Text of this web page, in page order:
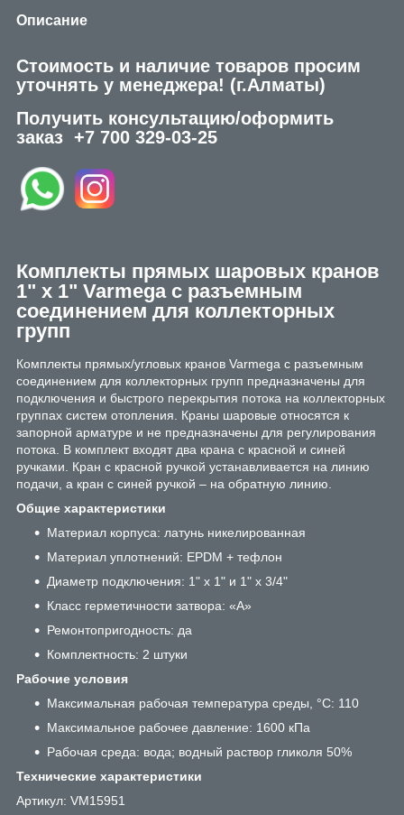
Описание
Стоимость и наличие товаров просим
уточнять у менеджера! (г.Алматы)
Получить консультацию/оформить
заказ +7 700 329-03-25
Комплекты прямых шаровых кранов
1" х 1" Varmega с разъемным
соединением для коллекторных
групп
Комплекты прямых/угловых кранов Varmega с разъемным
соединением для коллекторных групп предназначены для
подключения и быстрого перекрытия потока на коллекторных
группах систем отопления. Краны шаровые относятся к
запорной арматуре и не предназначены для регулирования
потока. В комплект входят два крана с красной и синей
ручками. Кран с красной ручкой устанавливается на линию
подачи, а кран с синей ручкой – на обратную линию.
Общие характеристики
Материал корпуса: латунь никелированная
Материал уплотнений: EPDM + тефлон
Диаметр подключения: 1" х 1" и 1" х 3/4"
Класс герметичности затвора: «А»
Ремонтопригодность: да
Комплектность: 2 штуки
Рабочие условия
Максимальная рабочая температура среды, °С: 110
Максимальное рабочее давление: 1600 кПа
Рабочая среда: вода; водный раствор гликоля 50%
Технические характеристики
Артикул: VM15951